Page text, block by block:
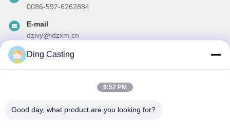
0086-592-6262884
E-mail
dzivy@idzxm.cn
encore.
Ding Casting
9:52 PM
Good day, what product are you looking for?